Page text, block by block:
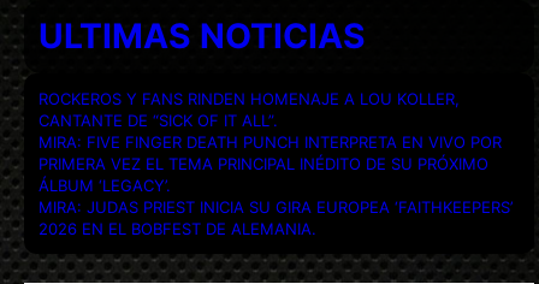
ULTIMAS NOTICIAS
ROCKEROS Y FANS RINDEN HOMENAJE A LOU KOLLER,
CANTANTE DE “SICK OF IT ALL”.
MIRA: FIVE FINGER DEATH PUNCH INTERPRETA EN VIVO POR
PRIMERA VEZ EL TEMA PRINCIPAL INÉDITO DE SU PRÓXIMO
ÁLBUM ‘LEGACY’.
MIRA: JUDAS PRIEST INICIA SU GIRA EUROPEA ‘FAITHKEEPERS’
2026 EN EL BOBFEST DE ALEMANIA.